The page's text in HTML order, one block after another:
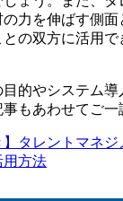
力を伸ばす側面
の双方に活用
的やシステム
もあわせてご一
】タレントマネジ
用方法